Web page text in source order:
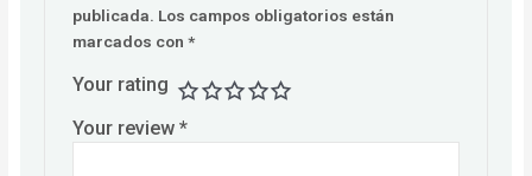
publicada. Los campos obligatorios están
marcados con*
Your rating
Your review*